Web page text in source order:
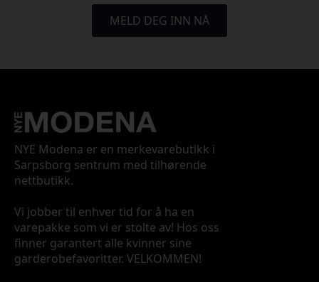
MELD DEG INN NÅ
NYE Modena er en merkevarebutikk i
Sarpsborg sentrum med tilhørende
nettbutikk.
Vi jobber til enhver tid for å ha en
varepakke som vi er stolte av! Hos oss
finner garantert alle kvinner sine
garderobefavoritter. VELKOMMEN!